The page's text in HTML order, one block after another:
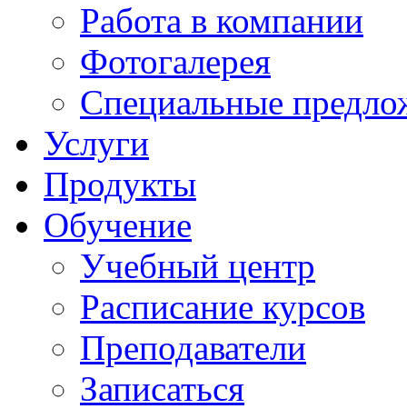
Работа в компании
Фотогалерея
Специальные
Услуги
Продукты
Обучение
Учебный центр
Расписание курсов
Преподаватели
Записаться